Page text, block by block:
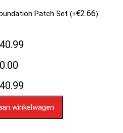
Patch Set(+€2.66)
winkelwagen